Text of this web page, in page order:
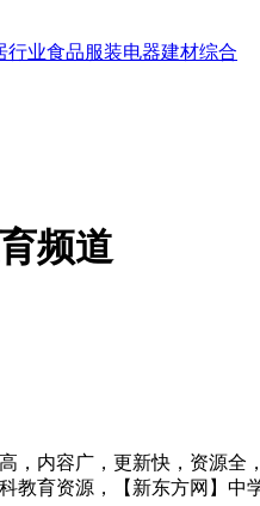
行业食品服装电器建材综合
频道
，内容广，更新快，资源全
教育资源，【新东方网】中